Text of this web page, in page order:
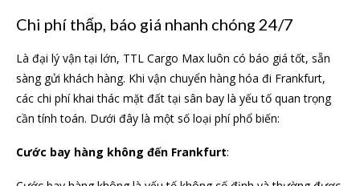
Chi phí thấp, báo giá nhanh chóng 24/7
Là đại lý vận tại lớn, TTL Cargo Max luôn có báo giá tốt, sẵn
sàng gửi khách hàng. Khi vận chuyển hàng hóa đi Frankfurt,
các chi phí khai thác mặt đất tại sân bay là yếu tố quan trọng
cần tính toán. Dưới đây là một số loại phí phổ biến:
Cước bay hàng không đến Frankfurt: